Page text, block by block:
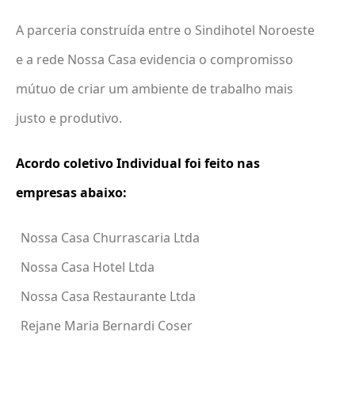
A parceria construída entre o Sindihotel Noroeste
e a rede Nossa Casa evidencia o compromisso
mútuo de criar um ambiente de trabalho mais
justo e produtivo.
Acordo coletivo Individual foi feito nas
empresas abaixo:
Nossa Casa Churrascaria Ltda
Nossa Casa Hotel Ltda
Nossa Casa Restaurante Ltda
Rejane Maria Bernardi Coser